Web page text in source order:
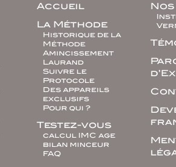
Accueil
La Méthode
Historique de la
Méthode
Amincissement
Laurand
Suivre le
Protocole
Des appareils
exclusifs
Pour qui ?
Testez-vous
calcul IMC age
bilan minceur
FAQ